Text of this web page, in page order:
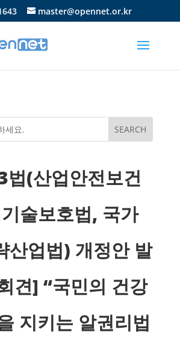
master@opennet.or.kr
법(산업안전보건
술보호법, 국가
산업법) 개정안 발
견] “국민의 건강
지키는 알권리법